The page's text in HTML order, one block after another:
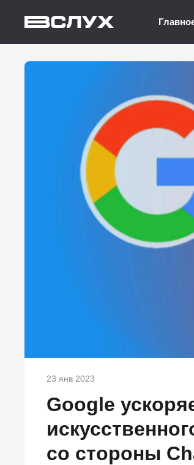
23 янв 2023
Google
со стороны